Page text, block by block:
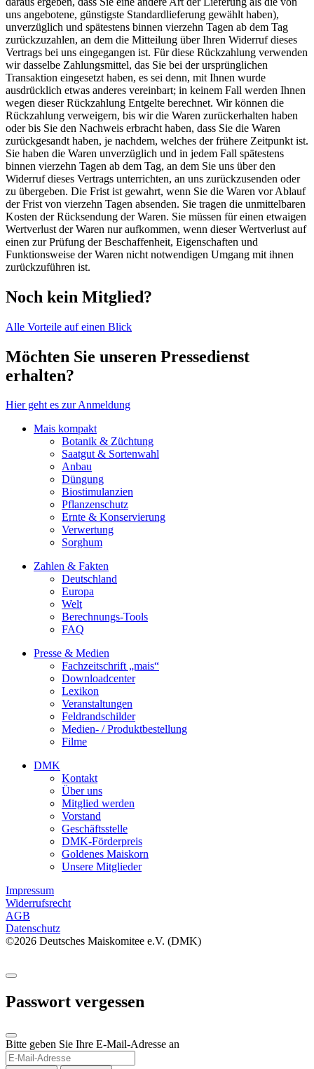
uns angebotene, günstigste Standardlieferung gewählt haben),
unverzüglich und spätestens binnen vierzehn Tagen ab dem Tag
zurückzuzahlen, an dem die Mitteilung über Ihren Widerruf dieses
Vertrags bei uns eingegangen ist. Für diese Rückzahlung verwenden
wir dasselbe Zahlungsmittel, das Sie bei der ursprünglichen
Transaktion eingesetzt haben, es sei denn, mit Ihnen wurde
ausdrücklich etwas anderes vereinbart; in keinem Fall werden Ihnen
wegen dieser Rückzahlung Entgelte berechnet. Wir können die
Rückzahlung verweigern, bis wir die Waren zurückerhalten haben
oder bis Sie den Nachweis erbracht haben, dass Sie die Waren
zurückgesandt haben, je nachdem, welches der frühere Zeitpunkt ist.
Sie haben die Waren unverzüglich und in jedem Fall spätestens
binnen vierzehn Tagen ab dem Tag, an dem Sie uns über den
Widerruf dieses Vertrags unterrichten, an uns zurückzusenden oder
zu übergeben. Die Frist ist gewahrt, wenn Sie die Waren vor Ablauf
der Frist von vierzehn Tagen absenden. Sie tragen die unmittelbaren
Kosten der Rücksendung der Waren. Sie müssen für einen etwaigen
Wertverlust der Waren nur aufkommen, wenn dieser Wertverlust auf
einen zur Prüfung der Beschaffenheit, Eigenschaften und
Funktionsweise der Waren nicht notwendigen Umgang mit ihnen
zurückzuführen ist.
Noch kein Mitglied?
Alle Vorteile auf einen Blick
Möchten Sie unseren Pressedienst
erhalten?
Hier geht es zur Anmeldung
Mais kompakt
Botanik & Züchtung
Saatgut & Sortenwahl
Anbau
Düngung
Biostimulanzien
Pflanzenschutz
Ernte & Konservierung
Verwertung
Sorghum
Zahlen & Fakten
Deutschland
Europa
Welt
Berechnungs-Tools
FAQ
Presse & Medien
Fachzeitschrift „mais“
Downloadcenter
Lexikon
Veranstaltungen
Feldrandschilder
Medien- / Produktbestellung
Filme
DMK
Kontakt
Über uns
Mitglied werden
Vorstand
Geschäftsstelle
DMK-Förderpreis
Goldenes Maiskorn
Unsere Mitglieder
Impressum
Widerrufsrecht
AGB
Datenschutz
©2026 Deutsches Maiskomitee e.V. (DMK)
Passwort vergessen
Bitte geben Sie Ihre E-Mail-Adresse an